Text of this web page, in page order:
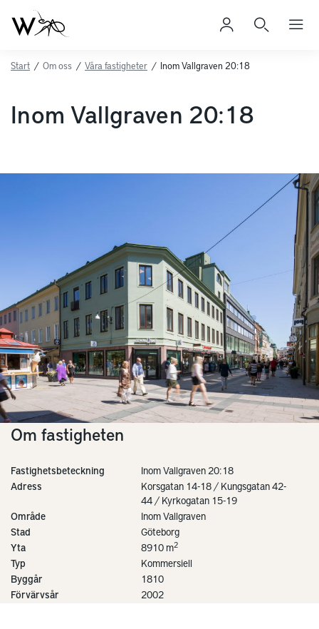
Start / Om oss / Våra fastigheter / Inom Vallgraven 20:18
Inom Vallgraven 20:18
Om fastigheten
Fastighetsbeteckning
Inom Vallgraven 20:18
Adress
Korsgatan 14-18 / Kungsgatan 42-
44 / Kyrkogatan 15-19
Område
Inom Vallgraven
Stad
Göteborg
Yta
8910 m2
Typ
Kommersiell
Byggår
1810
Förvärvsår
2002